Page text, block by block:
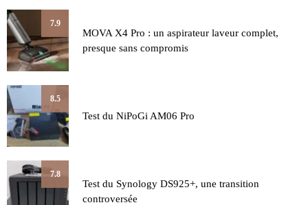
7.9
MOVA X4 Pro : un aspirateur laveur complet,
presque sans compromis
8.5
Test du NiPoGi AM06 Pro
7.8
Test du Synology DS925+, une transition
controversée